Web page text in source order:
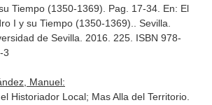
Tiempo (1350-1369). Pag. 17-34. En: El
I y su Tiempo (1350-1369).
. Sevilla.
de Sevilla. 2016. 225. ISBN 978-
3
Manuel:
Historiador Local; Mas Alla del Territorio.